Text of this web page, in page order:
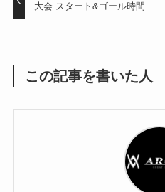
大会 スタート&ゴール時間
この記事を書いた人